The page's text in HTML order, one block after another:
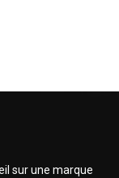
sur une marque